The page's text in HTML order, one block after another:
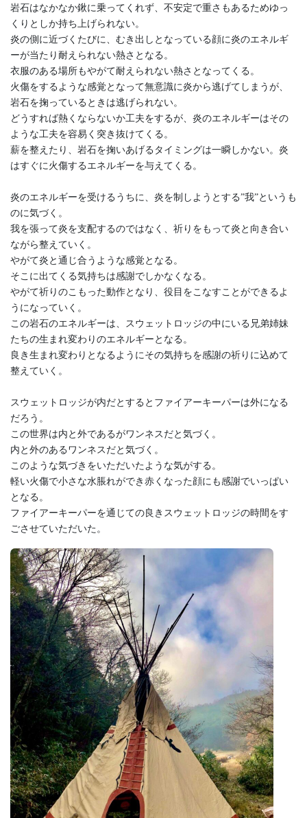
岩石はなかなか鍬に乗ってくれず、不安定で重さもあるためゆっ
くりとしか持ち上げられない。
炎の側に近づくたびに、むき出しとなっている顔に炎のエネルギ
ーが当たり耐えられない熱さとなる。
衣服のある場所もやがて耐えられない熱さとなってくる。
火傷をするような感覚となって無意識に炎から逃げてしまうが、
岩石を掬っているときは逃げられない。
どうすれば熱くならないか工夫をするが、炎のエネルギーはその
ような工夫を容易く突き抜けてくる。
薪を整えたり、岩石を掬いあげるタイミングは一瞬しかない。炎
はすぐに火傷するエネルギーを与えてくる。
炎のエネルギーを受けるうちに、炎を制しようとする”我”というも
のに気づく。
我を張って炎を支配するのではなく、祈りをもって炎と向き合い
ながら整えていく。
やがて炎と通じ合うような感覚となる。
そこに出てくる気持ちは感謝でしかなくなる。
やがて祈りのこもった動作となり、役目をこなすことができるよ
うになっていく。
この岩石のエネルギーは、スウェットロッジの中にいる兄弟姉妹
たちの生まれ変わりのエネルギーとなる。
良き生まれ変わりとなるようにその気持ちを感謝の祈りに込めて
整えていく。
スウェットロッジが内だとするとファイアーキーパーは外になる
だろう。
この世界は内と外であるがワンネスだと気づく。
内と外のあるワンネスだと気づく。
このような気づきをいただいたような気がする。
軽い火傷で小さな水脹れができ赤くなった顔にも感謝でいっぱい
となる。
ファイアーキーパーを通じての良きスウェットロッジの時間をす
ごさせていただいた。